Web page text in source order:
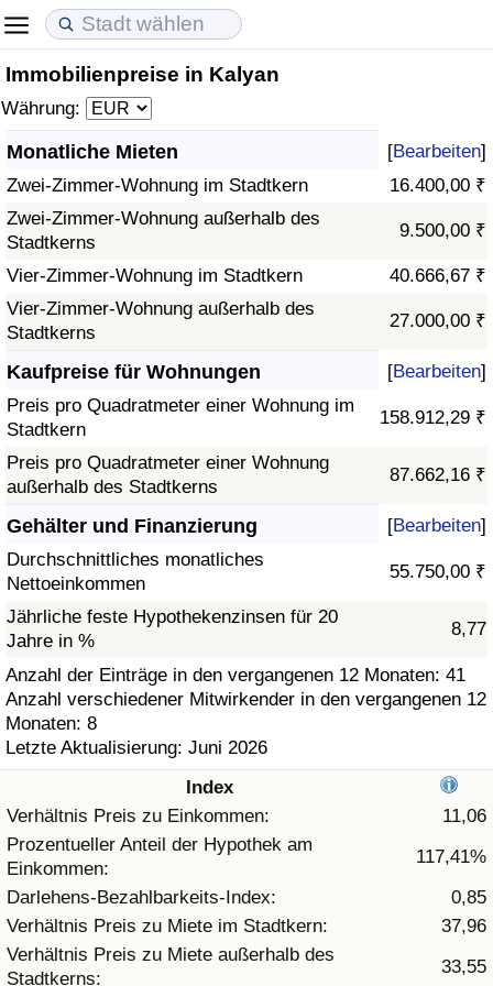
Immobilienpreise in Kalyan
Währung:
Monatliche Mieten [Bearbeiten]
Zwei-Zimmer-Wohnung im Stadtkern
16.400,00 ₹
Zwei-Zimmer-Wohnung außerhalb des
Stadtkerns
9.500,00 ₹
Vier-Zimmer-Wohnung im Stadtkern
40.666,67 ₹
Vier-Zimmer-Wohnung außerhalb des
Stadtkerns
27.000,00 ₹
Kaufpreise für Wohnungen [Bearbeiten]
Preis pro Quadratmeter einer Wohnung im
Stadtkern
158.912,29 ₹
Preis pro Quadratmeter einer Wohnung
außerhalb des Stadtkerns
87.662,16 ₹
Gehälter und Finanzierung [Bearbeiten]
Durchschnittliches monatliches
Nettoeinkommen
55.750,00 ₹
Jährliche feste Hypothekenzinsen für 20
Jahre in %
8,77
Anzahl der Einträge in den vergangenen 12 Monaten: 41
Anzahl verschiedener Mitwirkender in den vergangenen 12
Monaten: 8
Letzte Aktualisierung: Juni 2026
Index
Verhältnis Preis zu Einkommen:
11,06
Prozentueller Anteil der Hypothek am
Einkommen:
117,41%
Darlehens-Bezahlbarkeits-Index:
0,85
Verhältnis Preis zu Miete im Stadtkern:
37,96
Verhältnis Preis zu Miete außerhalb des
Stadtkerns:
33,55
Lebenshaltungskosten
Lebenshaltungskosten-Index (aktuell)
Lebenshaltungskosten-Index
Lebenshaltungskosten-Index nach Land
in Akaba
Immobilienpreise
Immobilienpreis-Index (aktuell)
Immobilienpreis-Index
Immobilienpreis-Index nach Land
Lebensqualität
Lebensqualität-Index
Lebensqualität-Index (aktuell)
Lebensqualitätsindex nach Land
Kriminalität
Kriminalitäts-Index (aktuell)
Kriminalitäts-Index
Kriminalitätsindex nach Land
Gesundheitsversorgung
Gesundheitsversorgungs-Index (aktuell)
Gesundheitsversorgungs-Index
Gesundheitsversorgungs-Index nach Land
Umweltverschmutzung
Umweltverschmutzungs-Index (aktuell)
Verschmutzungsindex
Umweltverschmutzungs-Index nach Land
Verkehr